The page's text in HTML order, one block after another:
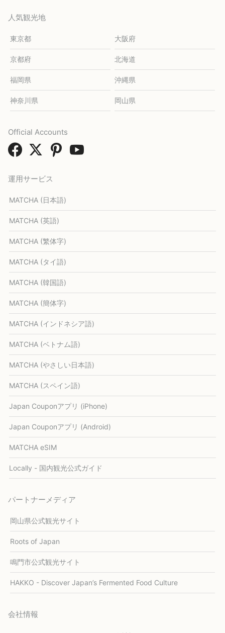
人気観光地
東京都 大阪府
京都府 北海道
福岡県 沖縄県
神奈川県 岡山県
運用サービス
MATCHA (日本語)
MATCHA (英語)
MATCHA (繁体字)
MATCHA (タイ語)
MATCHA (韓国語)
MATCHA (簡体字)
MATCHA (インドネシア語)
MATCHA (ベトナム語)
MATCHA (やさしい日本語)
MATCHA (スペイン語)
Japan Couponアプリ (iPhone)
Japan Couponアプリ (Android)
MATCHA eSIM
Locally - 国内観光公式ガイド
パートナーメディア
岡山県公式観光サイト
Roots of Japan
鳴門市公式観光サイト
HAKKO - Discover Japan’s Fermented Food Culture
会社情報
Official Accounts